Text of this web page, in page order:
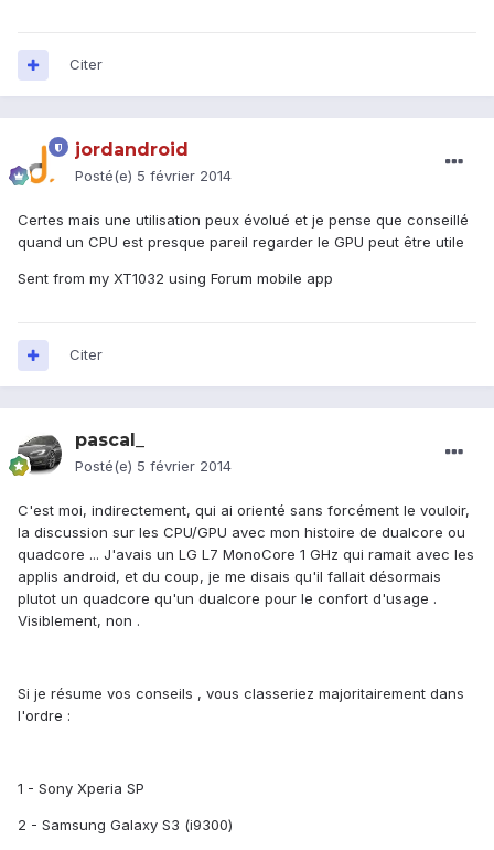
Citer
jordandroid
Posté(e) 5 février 2014
Certes mais une utilisation peux évolué et je pense que conseillé
quand un CPU est presque pareil regarder le GPU peut être utile
Sent from my XT1032 using Forum mobile app
Citer
pascal_
Posté(e) 5 février 2014
C'est moi, indirectement, qui ai orienté sans forcément le vouloir,
la discussion sur les CPU/GPU avec mon histoire de dualcore ou
quadcore ... J'avais un LG L7 MonoCore 1 GHz qui ramait avec les
applis android, et du coup, je me disais qu'il fallait désormais
plutot un quadcore qu'un dualcore pour le confort d'usage .
Visiblement, non .
Si je résume vos conseils , vous classeriez majoritairement dans
l'ordre :
1 - Sony Xperia SP
2 - Samsung Galaxy S3 (i9300)